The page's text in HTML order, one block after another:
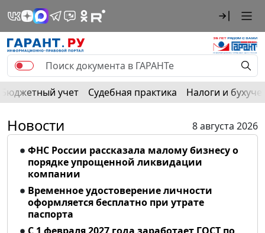
Бюджетный учет Судебная практика Налоги и
Новости
8 августа 2026
ФНС России рассказала малому бизнесу о
порядке упрощенной ликвидации
компании
Временное удостоверение личности
оформляется бесплатно при утрате
паспорта